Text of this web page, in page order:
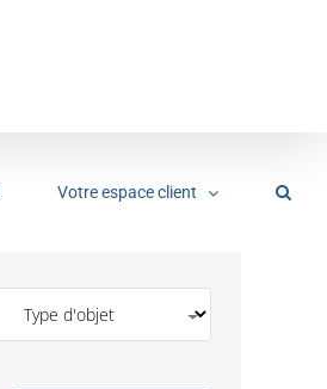
Votre espace client